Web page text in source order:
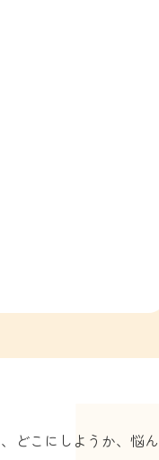
どこにしようか、悩ん